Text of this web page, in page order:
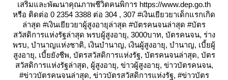
เสริมและพัฒนาคุณภาพชีวิตคนพิการ https://www.dep.go.th
หรือ ติดต่อ 0 2354 3388 ต่อ 304 , 307 #เงินเยียวยาเด็กแรกเกิด
ล่าสุด #เงินเยียวยาผู้สูงอายุล่าสุด #บัตรคนจนล่าสุด #บัตร
สวัสดิการแห่งรัฐล่าสุด พรบผู้สูงอายุ, 3000บาท, บัตรคนจน, ร่าง
พรบ, บำนาญแห่งชาติ, เงินบำนาญ, เงินผู้สูงอายุ, บำนาญ, เบี้ยผู้
สูงอายุ, เบี้ยยังชีพ, บัตรสวัสดิการแห่งรัฐ, บัตรคนจนล่าสุด, บัตร
สวัสดิการแห่งรัฐล่าสุด, ผู้สูงอายุ, ข่าวผู้สูงอายุ, ข่าวบัตรคนจน,
#ข่าวบัตรคนจนล่าสุด, ข่าวบัตรสวัสดิการแห่งรัฐ, #ข่าวบัตร